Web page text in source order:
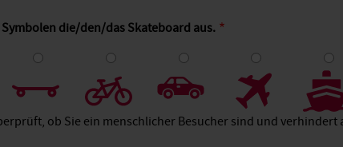
die/den/das Skateboard aus.
6
ob Sie ein menschlicher Besucher sind und verhindert